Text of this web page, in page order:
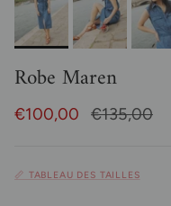
Robe Maren
Prix soldé
€100,00 Prix habituel
€135,00
📏 TABLEAU DES TAILLES